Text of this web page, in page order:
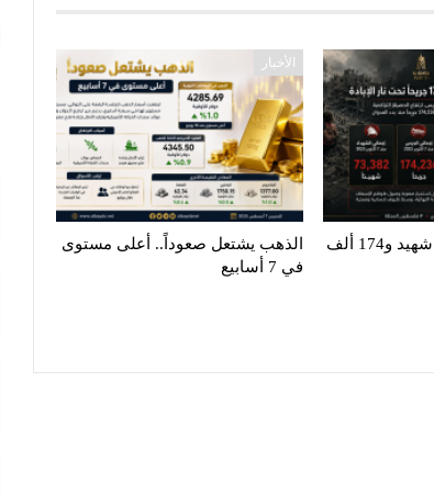
غزة تنزف.. 73 ألف شهيد و174 ألف
الأخبار
الذهب يشتعل صعوداً.. أعلى مستوى
في 7 أسابيع